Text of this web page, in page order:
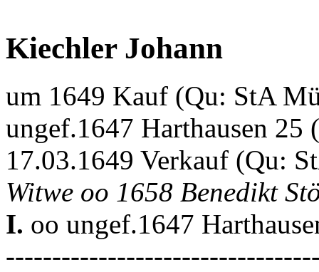
Kiechler Johann
um 1649 Kauf (Qu: StA
ungef.1647 Harthausen
17.03.1649 Verkauf (Qu:
Witwe oo 1658 Benedikt
I. oo ungef.1647